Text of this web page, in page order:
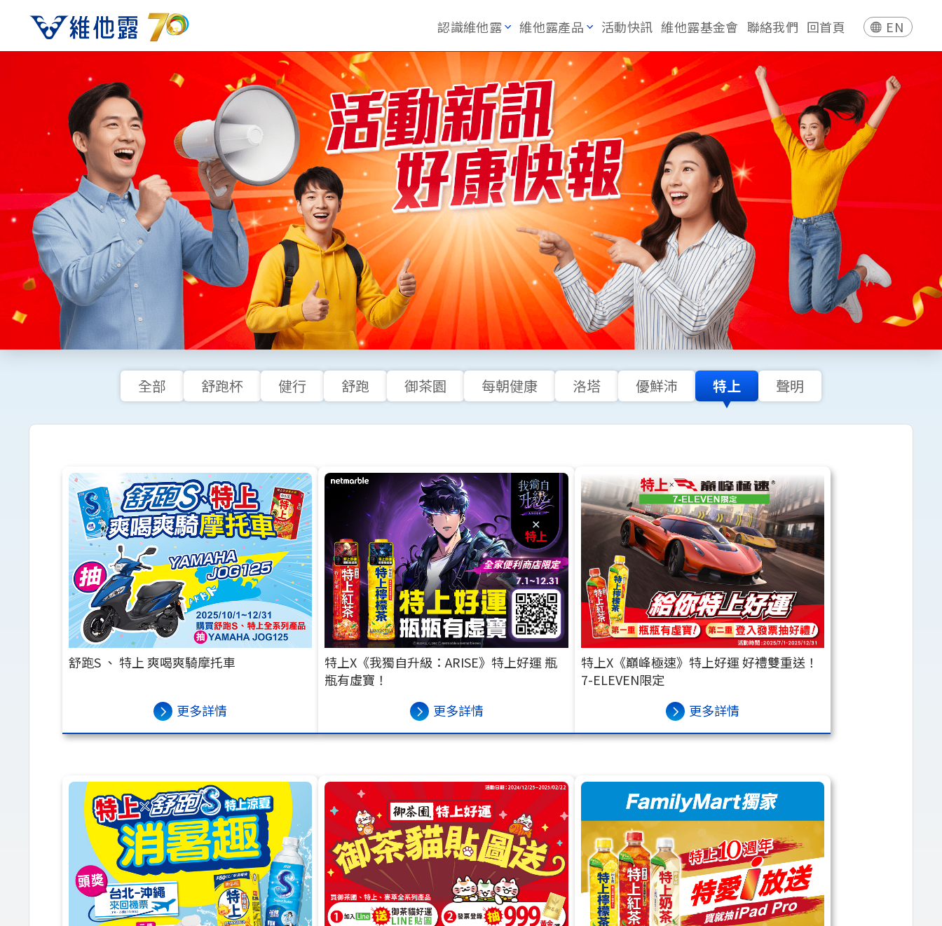
認識維他露 維他露產品 活動快訊 維他露基金會 聯絡我們 回首頁 EN
全部 舒跑杯 健行 舒跑 御茶園 每朝健康 洛塔 優鮮沛 特上 聲明
舒跑S 、 特上 爽喝爽騎摩托車
更多詳情
特上X《我獨自升級：ARISE》特上好運 瓶
瓶有虛寶！
更多詳情
特上X《巔峰極速》特上好運 好禮雙重送！
7-ELEVEN限定
更多詳情